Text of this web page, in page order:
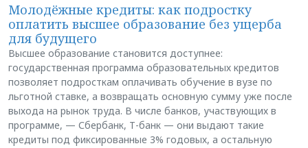
Молодёжные кредиты: как подростку
оплатить высшее образование без ущерба
для будущего
Высшее образование становится доступнее:
государственная программа образовательных кредитов
позволяет подросткам оплачивать обучение в вузе по
льготной ставке, а возвращать основную сумму уже после
выхода на рынок труда. В числе банков, участвующих в
программе, — Сбербанк, Т-банк — они выдают такие
кредиты под фиксированные 3% годовых, а остальную